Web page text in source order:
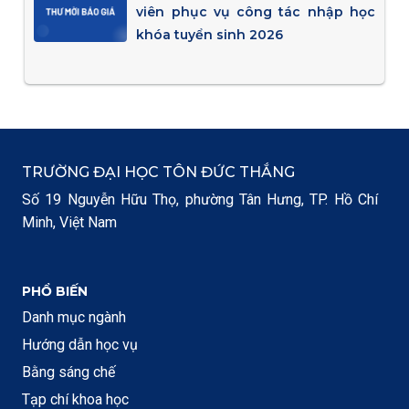
viên phục vụ công tác nhập học
khóa tuyển sinh 2026
TRƯỜNG ĐẠI HỌC TÔN ĐỨC THẮNG
Số 19 Nguyễn Hữu Thọ, phường Tân Hưng, TP. Hồ Chí
Minh, Việt Nam
PHỔ BIẾN
Danh mục ngành
Hướng dẫn học vụ
Bằng sáng chế
Tạp chí khoa học